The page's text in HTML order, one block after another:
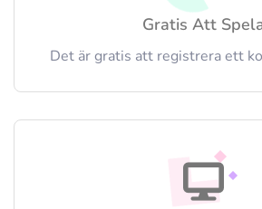
Gratis Att
Det är gratis att registrera ett